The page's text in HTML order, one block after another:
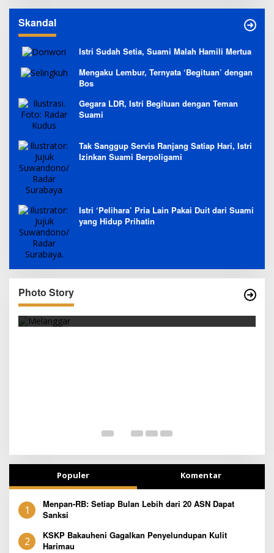
Skandal
Istri Sudah Setia, Suami Malah Hamili Mertua
Mengaku Lembur, Ternyata ‘Begituan’ dengan
Bos
Gegara LDR, Istri Begituan dengan Teman
Suami
Tak Sanggup Servis Ranjang Satiap Hari, Istri
Izinkan Suami Berpoligami
Istri ‘Pelihara’ Pria Lain Pakai Duit dari Suami
yang Hidup Prihatin
Photo Story
PARKIR SEMBARANG
Populer Komentar
1
Menpan-RB: Setiap Bulan Lebih dari 20 ASN Dapat
Sanksi
2
KSKP Bakauheni Gagalkan Penyelundupan Kulit
Harimau